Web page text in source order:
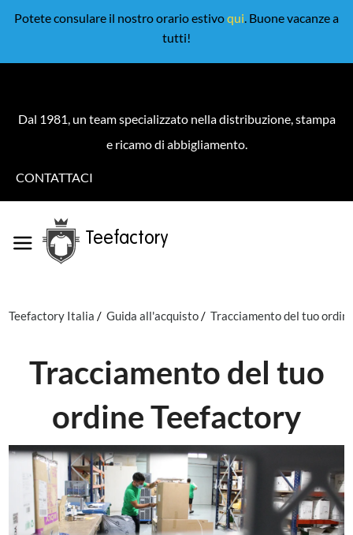
Potete consulare il nostro orario estivoqui. Buone vacanze a
tutti!
Dal 1981, un team specializzato nella distribuzione, stampa
e ricamo di abbigliamento.
CONTATTACI
Teefactory
Teefactory Italia Guida all'acquisto Tracciamento del tuo
Tracciamento del tuo
ordine Teefactory